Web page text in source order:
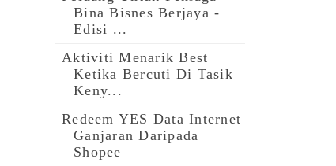
Bina Bisnes Berjaya -
Edisi ...
Aktiviti Menarik Best
Ketika Bercuti Di Tasik
Keny...
Redeem YES Data Internet
Ganjaran Daripada
Shopee